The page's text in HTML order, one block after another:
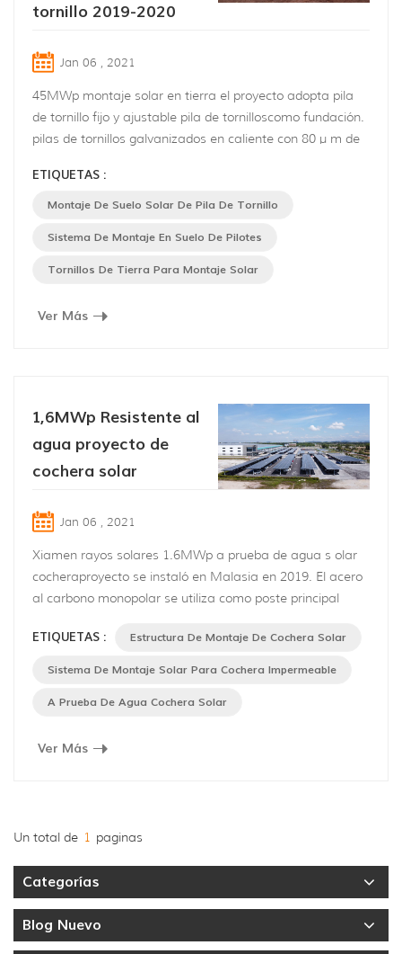
tornillo 2019-2020
Jan 06 , 2021
45MWp montaje solar en tierra el proyecto adopta pila
de tornillo fijo y ajustable pila de tornilloscomo fundación.
pilas de tornillos galvanizados en caliente con 80 μ m de
con bs en ISO 1461, que son anticorrosión y antioxidante
. sin pozos de excavación, sin vertido de cemento, poca
E...
ETIQUETAS :
Montaje De Suelo Solar De Pila De Tornillo
Sistema De Montaje En Suelo De Pilotes
Tornillos De Tierra Para Montaje Solar
Ver Más
1,6MWp Resistente al
agua proyecto de
cochera solar
Jan 06 , 2021
Xiamen rayos solares 1.6MWp a prueba de agua s olar
cocheraproyecto se instaló en Malasia en 2019. El acero
al carbono monopolar se utiliza como poste principal
aplica como la estructura del techo. Este es un
estructural impermeable techosistema, que consiste en el
fluir a través del rie...
ETIQUETAS : Estructura De Montaje De Cochera Solar
Sistema De Montaje Solar Para Cochera Impermeable
A Prueba De Agua Cochera Solar
Ver Más
Un total de 1 paginas
Categorías
Blog Nuevo